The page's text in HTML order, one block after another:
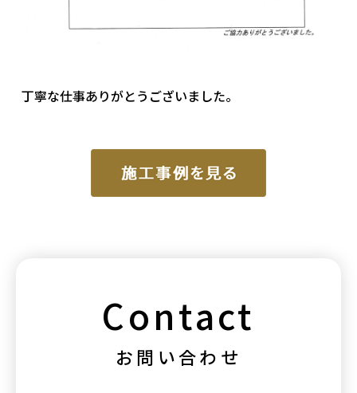
丁寧な仕事ありがとうございました。
Contact
お問い合わせ